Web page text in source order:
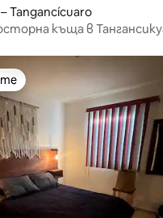
Tangancícuaro
къща в